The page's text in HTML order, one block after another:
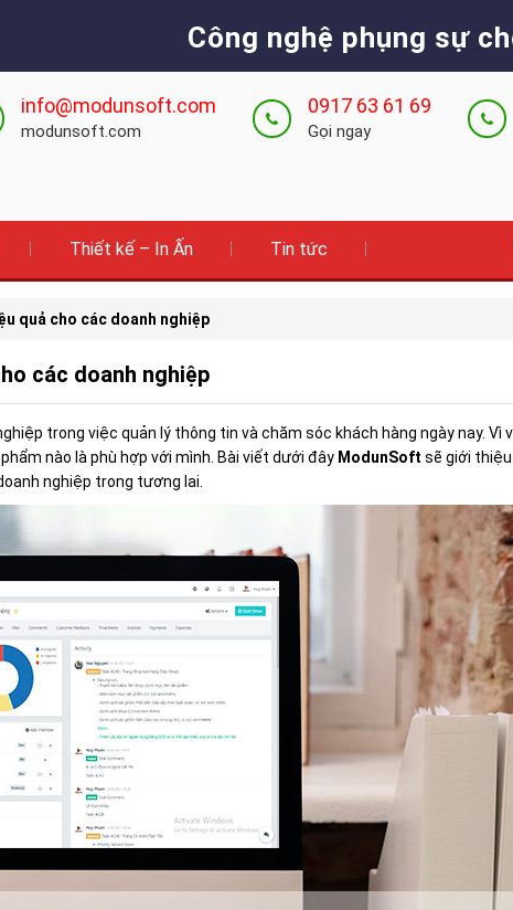
Công nghệ phụng sự
info@modunsoft.com
modunsoft.com
0917 63 61 69
Gọi ngay
Thiết kế – In Ấn Tin tức
quả cho các doanh nghiệp
các doanh nghiệp
trong việc quản lý thông tin và chăm sóc khách hàng ngày nay.
nào là phù hợp với mình. Bài viết dưới đây ModunSoft sẽ giới
nghiệp trong tương lai.